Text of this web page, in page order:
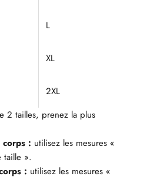
L
XL
2XL
2 tailles, prenez la plus
: utilisez les mesures «
».
: utilisez les mesures «